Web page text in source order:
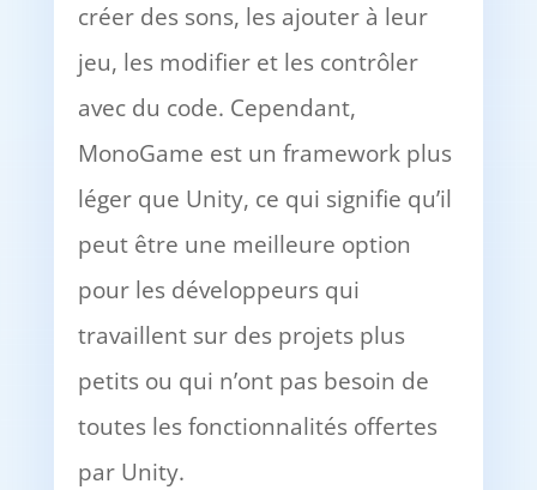
créer des sons, les ajouter à leur
jeu, les modifier et les contrôler
avec du code. Cependant,
MonoGame est un framework plus
léger que Unity, ce qui signifie qu’il
peut être une meilleure option
pour les développeurs qui
travaillent sur des projets plus
petits ou qui n’ont pas besoin de
toutes les fonctionnalités offertes
par Unity.